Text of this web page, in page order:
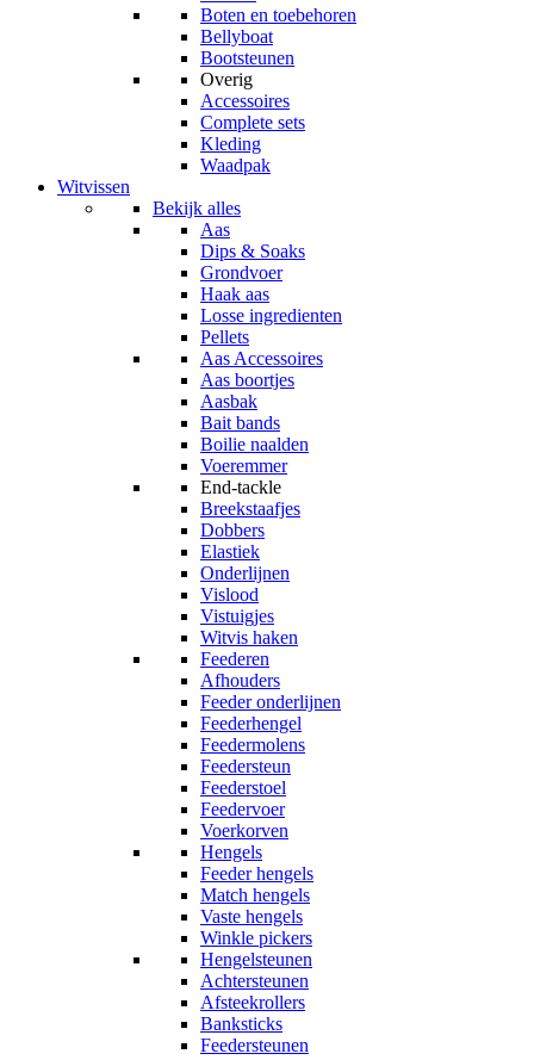
Boten en toebehoren
Bellyboat
Bootsteunen
Overig
Accessoires
Complete sets
Kleding
Waadpak
Witvissen
Bekijk alles
Aas
Dips & Soaks
Grondvoer
Haak aas
Losse ingredienten
Pellets
Aas Accessoires
Aas boortjes
Aasbak
Bait bands
Boilie naalden
Voeremmer
End-tackle
Breekstaafjes
Dobbers
Elastiek
Onderlijnen
Vislood
Vistuigjes
Witvis haken
Feederen
Afhouders
Feeder onderlijnen
Feederhengel
Feedermolens
Feedersteun
Feederstoel
Feedervoer
Voerkorven
Hengels
Feeder hengels
Match hengels
Vaste hengels
Winkle pickers
Hengelsteunen
Achtersteunen
Afsteekrollers
Banksticks
Feedersteunen